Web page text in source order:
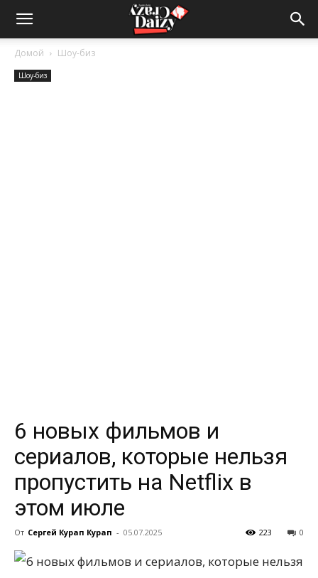
Crazy-
Daizy
Домой Шоу-биз
Шоу-биз
6 новых фильмов и
сериалов, которые нельзя
пропустить на Netflix в
этом июле
От Сергей Курап Курап - 05.07.2025 0
223